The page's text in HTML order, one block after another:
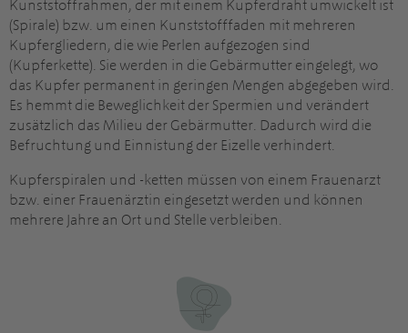
Kunststoffrahmen, der mit einem Kupferdraht umwickelt ist
(Spirale) bzw. um einen Kunststofffaden mit mehreren
Kupfergliedern, die wie Perlen aufgezogen sind
(Kupferkette). Sie werden in die Gebärmutter eingelegt, wo
das Kupfer permanent in geringen Mengen abgegeben wird.
Es hemmt die Beweglichkeit der Spermien und verändert
zusätzlich das Milieu der Gebärmutter. Dadurch wird die
Befruchtung und Einnistung der Eizelle verhindert.
Kupferspiralen und -ketten müssen von einem Frauenarzt
bzw. einer Frauenärztin eingesetzt werden und können
mehrere Jahre an Ort und Stelle verbleiben.